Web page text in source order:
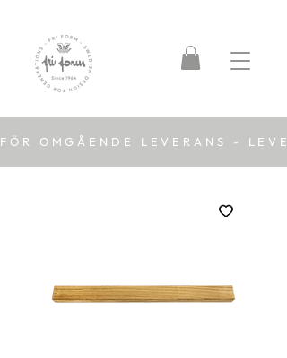
FÖR OMGÅENDE LEVERANS -